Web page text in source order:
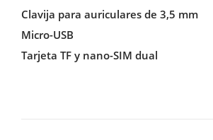
Clavija para auriculares de 3,5 mm
Micro-USB
Tarjeta TF y nano-SIM dual